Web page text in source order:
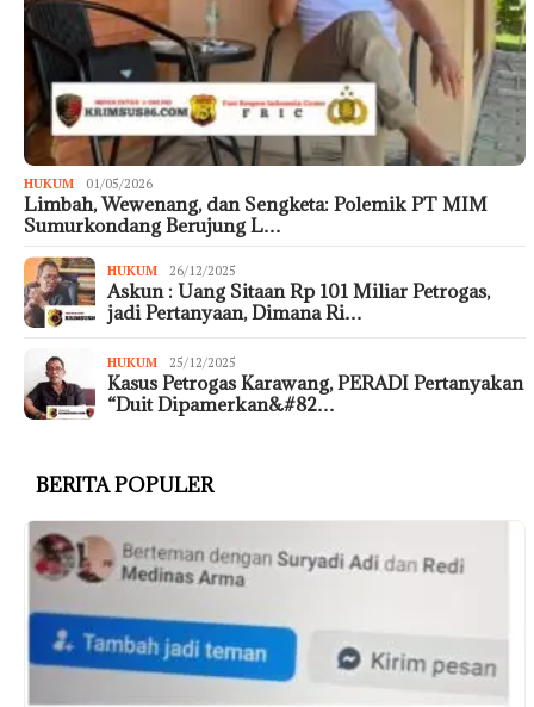
HUKUM 01/05/2026
Limbah, Wewenang, dan Sengketa: Polemik PT MIM
Sumurkondang Berujung L…
HUKUM 26/12/2025
Askun : Uang Sitaan Rp 101 Miliar Petrogas,
jadi Pertanyaan, Dimana Ri…
HUKUM 25/12/2025
Kasus Petrogas Karawang, PERADI Pertanyakan
“Duit Dipamerkan&#82…
BERITA POPULER